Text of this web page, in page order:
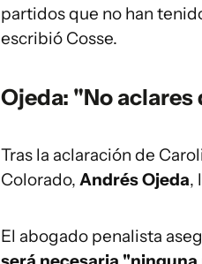
partidos que no han
escribió Cosse.
Ojeda: "No aclares
Tras la aclaración de
Colorado, Andrés Ojeda,
El abogado penalista